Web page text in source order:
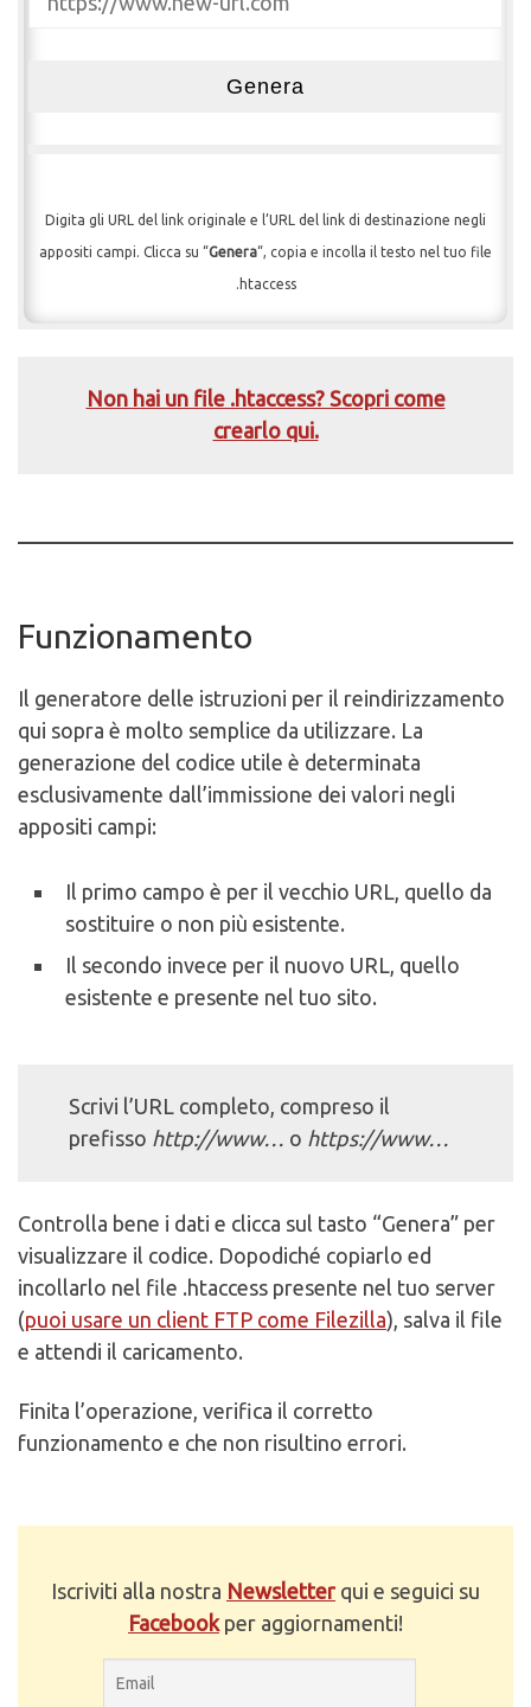
Genera
Digita gli URL del link originale e l’URL del link di destinazione negli
appositi campi. Clicca su “Genera“, copia e incolla il testo nel tuo file
.htaccess
Non hai un file .htaccess? Scopri come
crearlo qui.
Funzionamento
Il generatore delle istruzioni per il reindirizzamento
qui sopra è molto semplice da utilizzare. La
generazione del codice utile è determinata
esclusivamente dall’immissione dei valori negli
appositi campi:
Il primo campo è per il vecchio URL, quello da
sostituire o non più esistente.
Il secondo invece per il nuovo URL, quello
esistente e presente nel tuo sito.
Scrivi l’URL completo, compreso il
prefisso http://www… o https://www…
Controlla bene i dati e clicca sul tasto “Genera” per
visualizzare il codice. Dopodiché copiarlo ed
incollarlo nel file .htaccess presente nel tuo server
(puoi usare un client FTP come Filezilla), salva il file
e attendi il caricamento.
Finita l’operazione, verifica il corretto
funzionamento e che non risultino errori.
Iscriviti alla nostra Newsletter qui e seguici su
Facebookper aggiornamenti!